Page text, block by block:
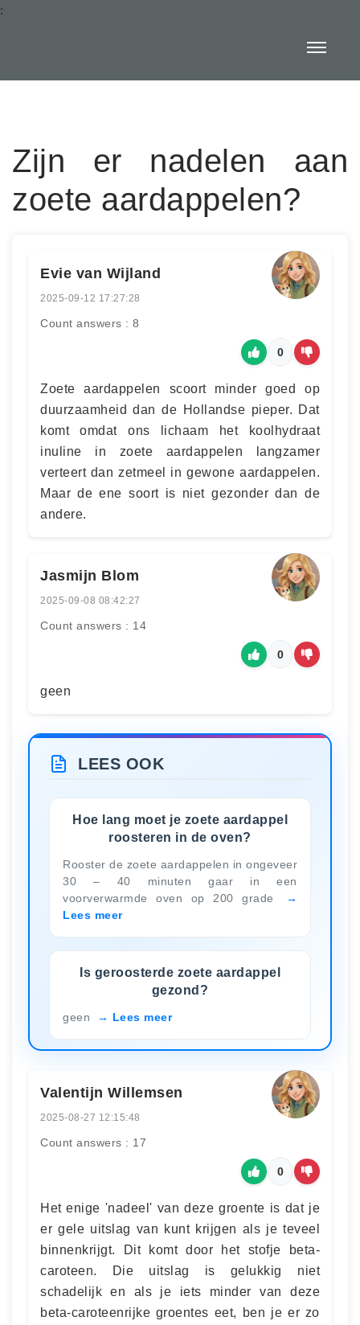
:
Zijn er nadelen aan
zoete aardappelen?
Evie van Wijland
2025-09-12 17:27:28
Count answers : 8
0
Zoete aardappelen scoort minder goed op
duurzaamheid dan de Hollandse pieper. Dat
komt omdat ons lichaam het koolhydraat
inuline in zoete aardappelen langzamer
verteert dan zetmeel in gewone aardappelen.
Maar de ene soort is niet gezonder dan de
andere.
Jasmijn Blom
2025-09-08 08:42:27
Count answers : 14
0
geen
LEES OOK
Hoe lang moet je zoete aardappel
roosteren in de oven?
Rooster de zoete aardappelen in ongeveer
30 – 40 minuten gaar in een
voorverwarmde oven op 200 grade
Lees meer
Is geroosterde zoete aardappel
gezond?
geen Lees meer
Valentijn Willemsen
2025-08-27 12:15:48
Count answers : 17
0
Het enige 'nadeel' van deze groente is dat je
er gele uitslag van kunt krijgen als je teveel
binnenkrijgt. Dit komt door het stofje beta-
caroteen. Die uitslag is gelukkig niet
schadelijk en als je iets minder van deze
beta-caroteenrijke groentes eet, ben je er zo